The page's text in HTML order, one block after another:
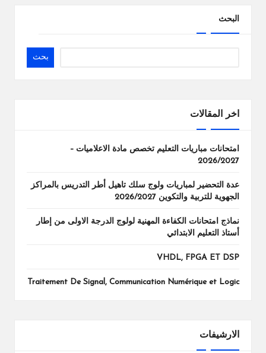
البحث
بحث
اخر المقالات
امتحانات مباريات التعليم تخصص مادة الاعلاميات –
2026/2027
عدة التحضير لمباريات ولوج سلك تاهيل أطر التدريس بالمراكز
الجهوية للتربية والتكوين 2026/2027
نماذج امتحانات الكفاءة المهنية لولوج الدرجة الاولى من إطار
أستاذ التعليم الابتدائي
VHDL, FPGA ET DSP
Traitement De Signal, Communication Numérique et Logic
الارشيفات